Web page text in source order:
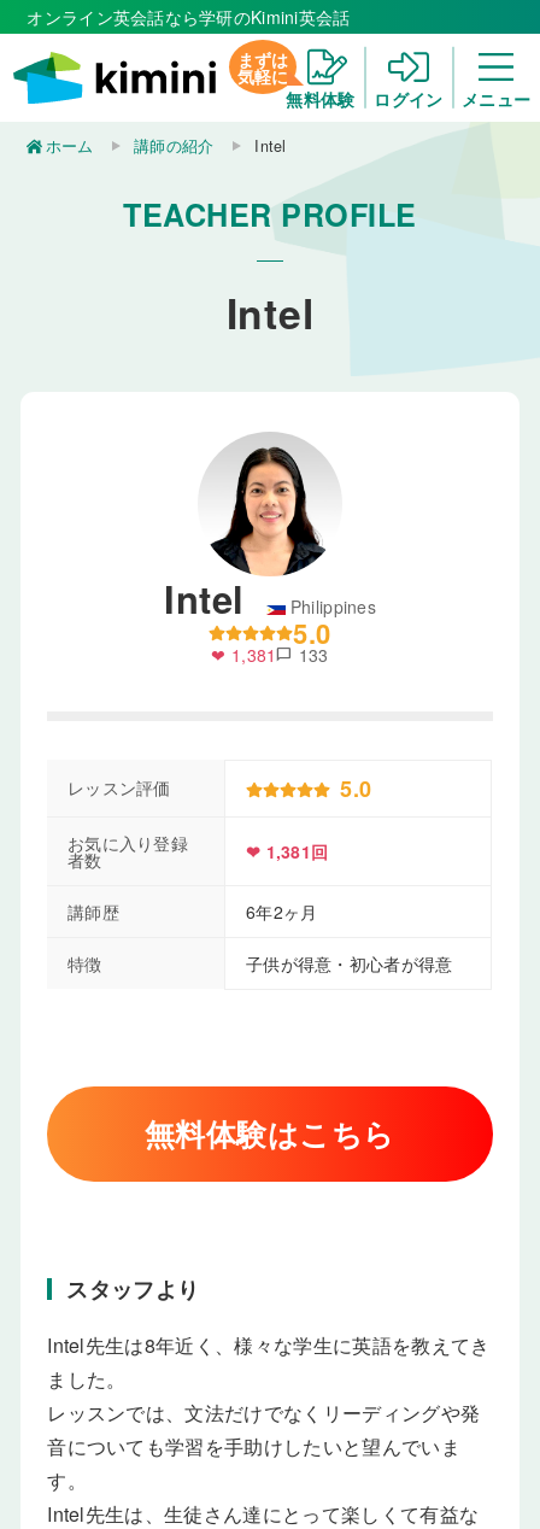
オンライン英会話なら学研のKimini英会話
まずは
気軽に
無料体験
ログイン メニュー
ホーム 講師の紹介 Intel
TEACHER PROFILE
Intel
Intel Philippines
5.0
❤ 1,381chat_bubble 133
レッスン評価 5.0
お気に入り登録
者数 ❤ 1,381回
講師歴 6年2ヶ月
特徴 子供が得意・初心者が得意
無料体験はこちら
スタッフより
Intel先生は8年近く、様々な学生に英語を教えてき
ました。
レッスンでは、文法だけでなくリーディングや発
音についても学習を手助けしたいと望んでいま
す。
Intel先生は、生徒さん達にとって楽しくて有益な